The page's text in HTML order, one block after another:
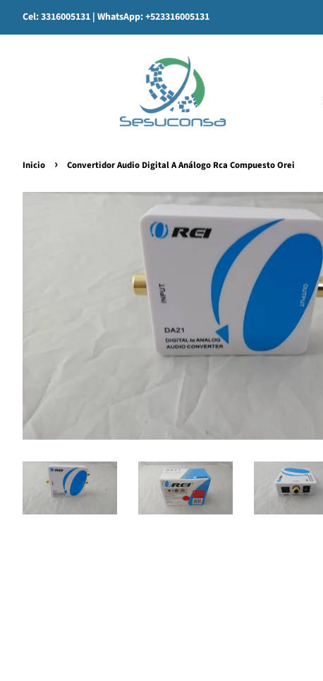
Cel: 3316005131 | WhatsApp: +523316005131
Inicio › Convertidor Audio Digital A Análogo Rca Compuesto Orei